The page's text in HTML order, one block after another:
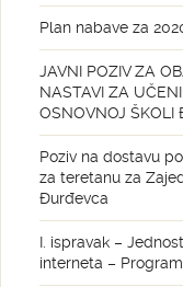
Plan nabave za
JAVNI POZIV ZA
NASTAVI ZA
OSNOVNOJ ŠKOLI
Poziv na dostavu
za teretanu za
Đurđevca
I. ispravak –
interneta –